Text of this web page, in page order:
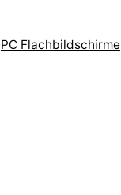
PC Flachbildschirme